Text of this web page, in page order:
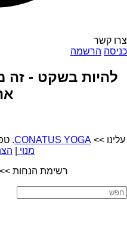
צרו קשר
כניסה הרשמה
להיות בשקט - זה
עלינו >>CONATUS YOGA
.
מנוי
רשימת הנחות >>